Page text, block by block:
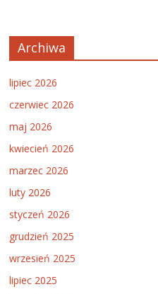
Archiwa
lipiec 2026
czerwiec 2026
maj 2026
kwiecień 2026
marzec 2026
luty 2026
styczeń 2026
grudzień 2025
wrzesień 2025
lipiec 2025